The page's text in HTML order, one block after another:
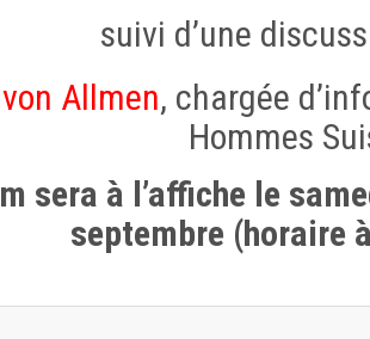
suivi d’une
Allmen, chargée
Hommes
sera à l’affiche le
septembre (horaire